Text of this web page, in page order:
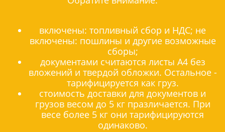
включены: топливный сбор и НДС; не
включены: пошлины и другие возможные
сборы;
документами считаются листы А4 без
вложений и твердой обложки. Остальное -
тарифицируется как груз.
стоимость доставки для документов и
грузов весом до 5 кг празличается. При
весе более 5 кг они тарифицируются
одинаково.